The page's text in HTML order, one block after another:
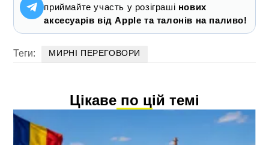
приймайте участь у розіграші нових
аксесуарів від Apple та талонів на паливо!
Теги: МИРНІ ПЕРЕГОВОРИ
Цікаве по цій темі